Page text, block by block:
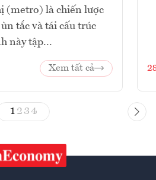
(metro) là chiến lược
tắc và tái cấu trúc
này tập...
Xem tất cả
1 23 4